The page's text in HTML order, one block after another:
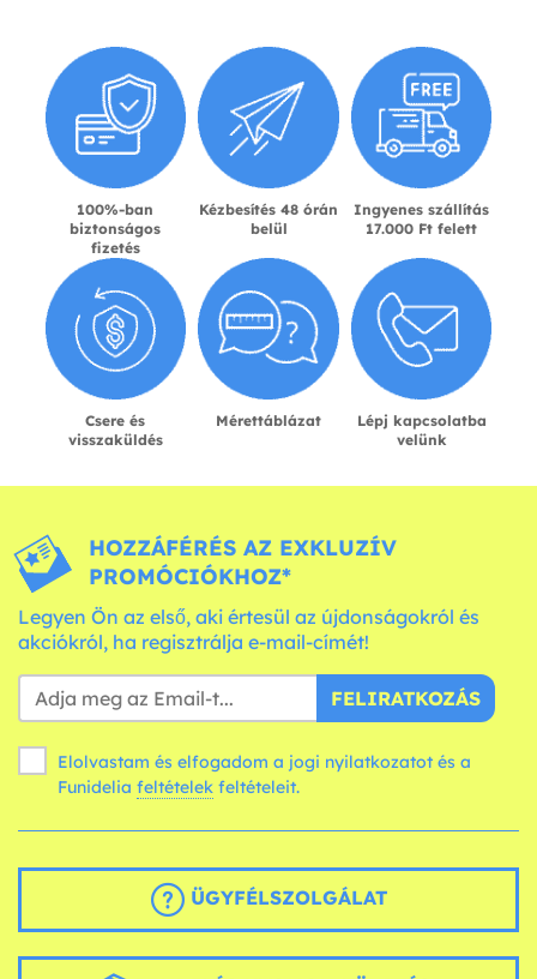
100%-ban
biztonságos
fizetés
Kézbesítés 48 órán
belül
Ingyenes szállítás
17.000 Ft felett
Csere és
visszaküldés
Mérettáblázat
Lépj kapcsolatba
velünk
HOZZÁFÉRÉS AZ EXKLUZÍV
PROMÓCIÓKHOZ*
Legyen Ön az első, aki értesül az újdonságokról és
akciókról, ha regisztrálja e-mail-címét!
FELIRATKOZÁS
Elolvastam és elfogadom a jogi nyilatkozatot és a
Funidelia feltételek feltételeit.
ÜGYFÉLSZOLGÁLAT